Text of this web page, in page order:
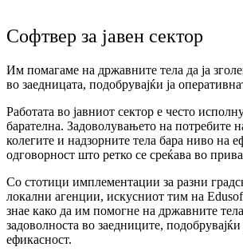
Софтвер за јавен сектор
Им помагаме на државните тела да ја
во заедницата, подобрувајќи ја
Работата во јавниот сектор е често
барателна. Задоволувањето на потребите
колегите и надзорните тела бара ниво на
одговорност што ретко се среќава во
Со стотици имплементации за разни
локални агенции, искусниот тим на
знае како да им помогне на државните тела
задоволноста во заедниците, подобрувајќи
ефикасност.